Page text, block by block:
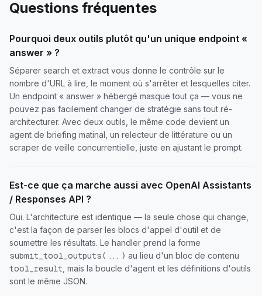
Questions fréquentes
Pourquoi deux outils plutôt qu'un unique endpoint «
answer » ?
Séparer search et extract vous donne le contrôle sur le
nombre d'URL à lire, le moment où s'arrêter et lesquelles citer.
Un endpoint « answer » hébergé masque tout ça — vous ne
pouvez pas facilement changer de stratégie sans tout ré-
architecturer. Avec deux outils, le même code devient un
agent de briefing matinal, un relecteur de littérature ou un
scraper de veille concurrentielle, juste en ajustant le prompt.
Est-ce que ça marche aussi avec OpenAI Assistants
/ Responses API ?
Oui. L'architecture est identique — la seule chose qui change,
c'est la façon de parser les blocs d'appel d'outil et de
soumettre les résultats. Le handler prend la forme
submit_tool_outputs(...) au lieu d'un bloc de contenu
tool_result , mais la boucle d'agent et les définitions d'outils
sont le même JSON.